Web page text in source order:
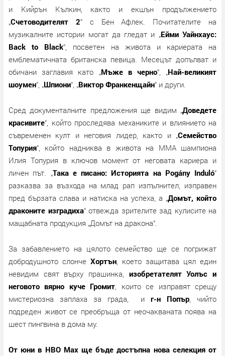
и Кийрън Кълкин, както и екшън продължението
„Счетоводителят 2“ с Бен Афлек. Почитателите на
музикалните истории могат да гледат и „Ейми Уайнхаус:
Back to Black“, посветен на живота и кариерата на
емблематичната британска певица. Месецът допълват и
обичани заглавия като „Мъже в черно“, „Най-великият
шоумен“, „Шпиони“, „Виктор Франкенщайн“ и други.
Сред документалните предложения ще видим „Доведете
красивите“, който проследява механиките и влиянието на
съвременен култ и неговия лидер, както и „Семейство
Топурия“, който надниква в живота на ММА шампиона
Илия Топурия в ключов момент от неговата кариера и
личен път. „Така е писано: Историята на Pogány Induló“
разказва за възхода на млад рап изпълнител, изправен
пред бързата слава и натиска на успеха, а „Домът, който
драконите изградиха“ отвежда зрителите зад кулисите на
мащабната продукция „Домът на дракона“.
За забавлението на цялото семейство ще се погрижат
добродушното слонче Хортън , което защитава цял един
невидим свят върху прашинка,
изобретателят Уолъс и
неговото вярно куче Громит , които се изправят срещу
мистериозна заплаха за града, и г-н Попър , чийто
подреден живот се преобръща от неочакваната поява на
шест пингвина в дома му.
От юни в HBO Max ще бъде достъпна нова селекция от